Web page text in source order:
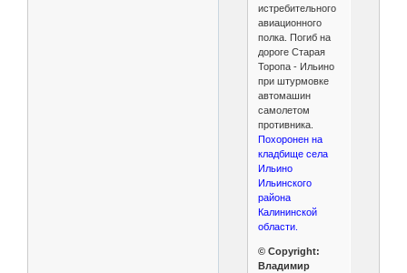
истребительного
авиационного
полка. Погиб на
дороге Старая
Торопа - Ильино
при штурмовке
автомашин
самолетом
противника.
Похоронен на
кладбище села
Ильино
Ильинского
района
Калининской
области.
© Copyright:
Владимир